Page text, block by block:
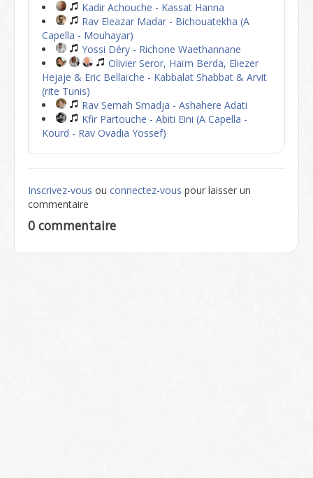
Kadir Achouche - Kassat Hanna
Rav Eleazar Madar - Bichouatekha (A
Capella - Mouhayar)
Yossi Déry - Richone Waethannane
Olivier Seror, Haïm Berda, Eliezer
Hejaje & Eric Bellaïche - Kabbalat Shabbat & Arvit
(rite Tunis)
Rav Semah Smadja - Ashahere Adati
Kfir Partouche - Abiti Eini (A Capella -
Kourd - Rav Ovadia Yossef)
Inscrivez-vous ou connectez-vous pour laisser un
commentaire
0 commentaire